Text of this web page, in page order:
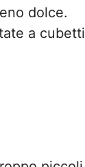
dolce.
a cubetti